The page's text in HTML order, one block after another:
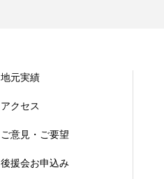
地元実績
アクセス
ご意見・ご要望
後援会お申込み